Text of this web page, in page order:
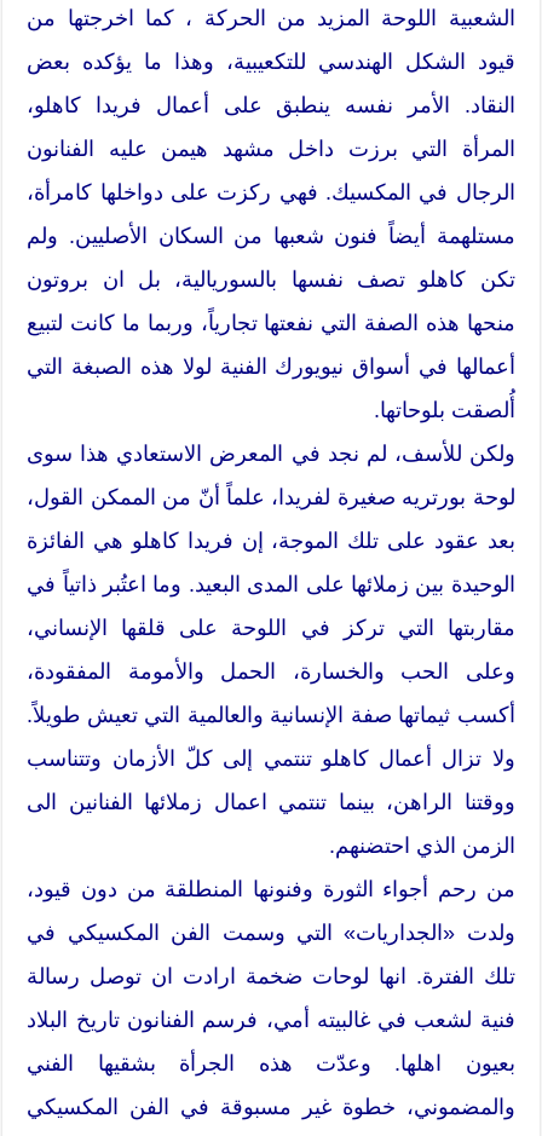
الشعبية اللوحة المزيد من الحركة ، كما اخرجتها من
قيود الشكل الهندسي للتكعيبية، وهذا ما يؤكده بعض
النقاد. الأمر نفسه ينطبق على أعمال فريدا كاهلو،
المرأة التي برزت داخل مشهد هيمن عليه الفنانون
الرجال في المكسيك. فهي ركزت على دواخلها كامرأة،
مستلهمة أيضاً فنون شعبها من السكان الأصليين. ولم
تكن كاهلو تصف نفسها بالسوريالية، بل ان بروتون
منحها هذه الصفة التي نفعتها تجارياً، وربما ما كانت لتبيع
أعمالها في أسواق نيويورك الفنية لولا هذه الصبغة التي
أُلصقت بلوحاتها.
ولكن للأسف، لم نجد في المعرض الاستعادي هذا سوى
لوحة بورتريه صغيرة لفريدا، علماً أنّ من الممكن القول،
بعد عقود على تلك الموجة، إن فريدا كاهلو هي الفائزة
الوحيدة بين زملائها على المدى البعيد. وما اعتُبر ذاتياً في
مقاربتها التي تركز في اللوحة على قلقها الإنساني،
وعلى الحب والخسارة، الحمل والأمومة المفقودة،
أكسب ثيماتها صفة الإنسانية والعالمية التي تعيش طويلاً.
ولا تزال أعمال كاهلو تنتمي إلى كلّ الأزمان وتتناسب
ووقتنا الراهن، بينما تنتمي اعمال زملائها الفنانين الى
الزمن الذي احتضنهم.
من رحم أجواء الثورة وفنونها المنطلقة من دون قيود،
ولدت «الجداريات» التي وسمت الفن المكسيكي في
تلك الفترة. انها لوحات ضخمة ارادت ان توصل رسالة
فنية لشعب في غالبيته أمي، فرسم الفنانون تاريخ البلاد
بعيون اهلها. وعدّت هذه الجرأة بشقيها الفني
والمضموني، خطوة غير مسبوقة في الفن المكسيكي